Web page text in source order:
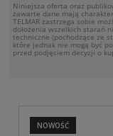
Niniejsza oferta oraz
zawarte dane mają
TELMAR zastrzega sobie
dołożenia wszelkich starań
techniczne (pochodzące ze
które jednak nie mogą być
przed podjęciem decyzji o
NOWOŚĆ